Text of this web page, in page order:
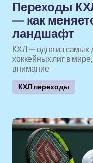
Переходы
— как
ландшафт
КХЛ — одна из самых
хоккейных лиг в
внимание
КХЛ переходы